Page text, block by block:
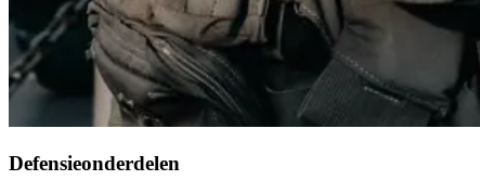
Defensieonderdelen